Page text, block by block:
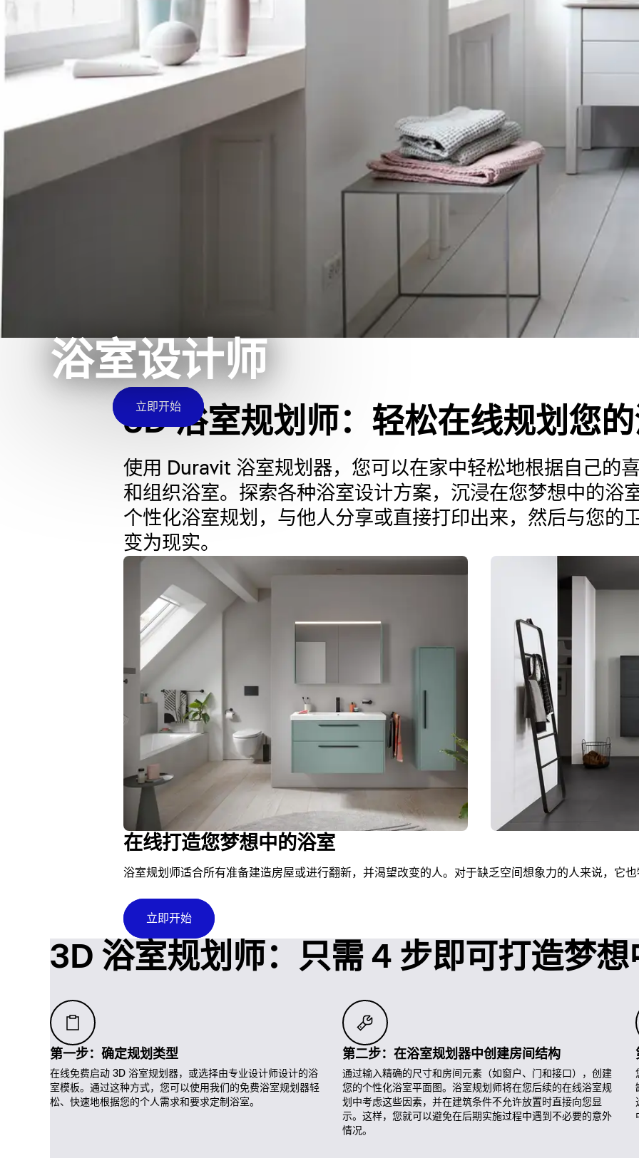
浴室设计师
立即开始
3D 浴室规划师：轻松在线规划您
使用 Duravit 浴室规划器，您可以在家中轻松地根据自己的
和组织浴室。探索各种浴室设计方案，沉浸在您梦想中的浴
个性化浴室规划，与他人分享或直接打印出来，然后与您的
变为现实。
在线打造您梦想中的浴室
浴室规划师适合所有准备建造房屋或进行翻新，并渴望改变的人。对于缺乏空间想象力的人来说，它
立即开始
3D 浴室规划师：只需 4 步即可打造梦想
第一步：确定规划类型
在线免费启动 3D 浴室规划器，或选择由专业设计师设计的浴
室模板。通过这种方式，您可以使用我们的免费浴室规划器轻
松、快速地根据您的个人需求和要求定制浴室。
第二步：在浴室规划器中创建房间结构
通过输入精确的尺寸和房间元素（如窗户、门和接口），创建
您的个性化浴室平面图。浴室规划师将在您后续的在线浴室规
划中考虑这些因素，并在建筑条件不允许放置时直接向您显
示。这样，您就可以避免在后期实施过程中遇到不必要的意外
情况。